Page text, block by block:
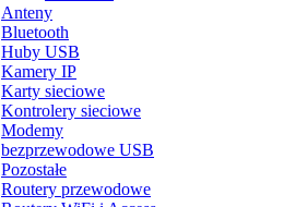
Anteny
Bluetooth
Huby USB
Kamery IP
Karty sieciowe
Kontrolery sieciowe
Modemy
bezprzewodowe USB
Pozostałe
Routery przewodowe